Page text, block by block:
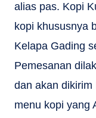
alias pas. Kopi
kopi khususnya
Kelapa Gading
Pemesanan
dan akan
menu kopi yang